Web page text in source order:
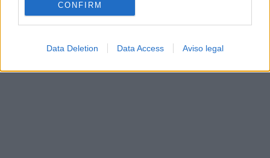
CONFIRM
Data Deletion Data Access Aviso legal